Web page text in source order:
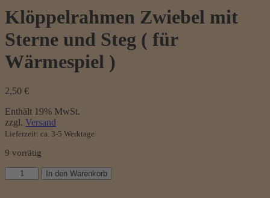
Klöppelrahmen Zwiebel mit
Sterne und Steg ( für
Wärmespiel )
2,50 €
Enthält 19% MwSt.
zzgl. Versand
Lieferzeit: ca. 3-5 Werktage
9 vorrätig
Klöppelrahmen
Zwiebel
In den Warenkorb